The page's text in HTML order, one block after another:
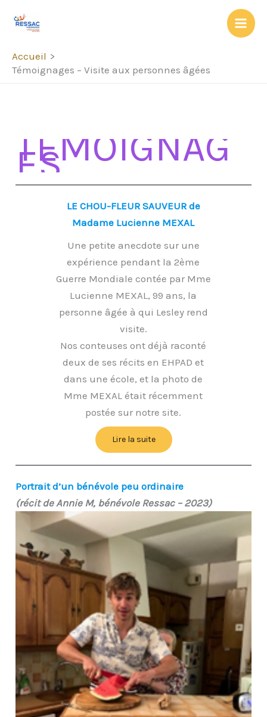
Accueil
Témoignages – Visite aux personnes âgées
TEMOIGNAG
ES
LE CHOU-FLEUR SAUVEUR de
Madame Lucienne MEXAL
Une petite anecdote sur une
expérience pendant la 2ème
Guerre Mondiale contée par Mme
Lucienne MEXAL, 99 ans, la
personne âgée à qui Lesley rend
visite.
Nos conteuses ont déjà raconté
deux de ses récits en EHPAD et
dans une école, et la photo de
Mme MEXAL était récemment
postée sur notre site.
Lire la suite
Portrait d’un bénévole peu ordinaire
(récit de Annie M, bénévole Ressac – 2023)